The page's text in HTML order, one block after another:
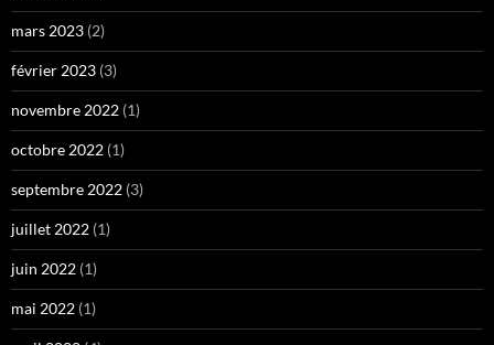
mars 2023 (2)
février 2023 (3)
novembre 2022 (1)
octobre 2022 (1)
septembre 2022 (3)
juillet 2022 (1)
juin 2022 (1)
mai 2022 (1)